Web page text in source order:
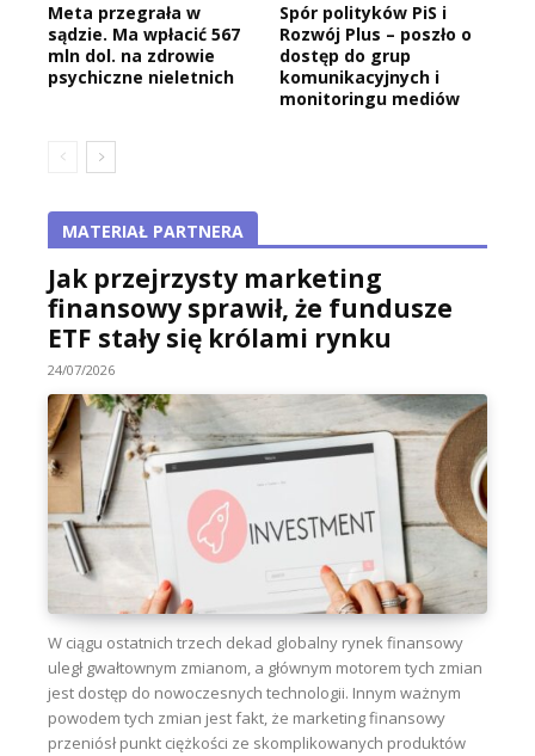
Meta przegrała w
sądzie. Ma wpłacić 567
mln dol. na zdrowie
psychiczne nieletnich
Spór polityków PiS i
Rozwój Plus – poszło o
dostęp do grup
komunikacyjnych i
monitoringu mediów
MATERIAŁ PARTNERA
Jak przejrzysty marketing
finansowy sprawił, że fundusze
ETF stały się królami rynku
24/07/2026
W ciągu ostatnich trzech dekad globalny rynek finansowy
uległ gwałtownym zmianom, a głównym motorem tych zmian
jest dostęp do nowoczesnych technologii. Innym ważnym
powodem tych zmian jest fakt, że marketing finansowy
przeniósł punkt ciężkości ze skomplikowanych produktów